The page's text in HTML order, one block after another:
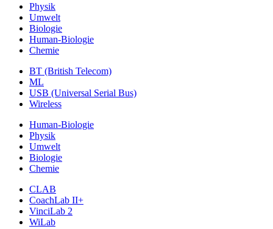
Physik
Umwelt
Biologie
Human-Biologie
Chemie
BT (British Telecom)
ML
USB (Universal Serial Bus)
Wireless
Human-Biologie
Physik
Umwelt
Biologie
Chemie
CLAB
CoachLab II+
VinciLab 2
WiLab